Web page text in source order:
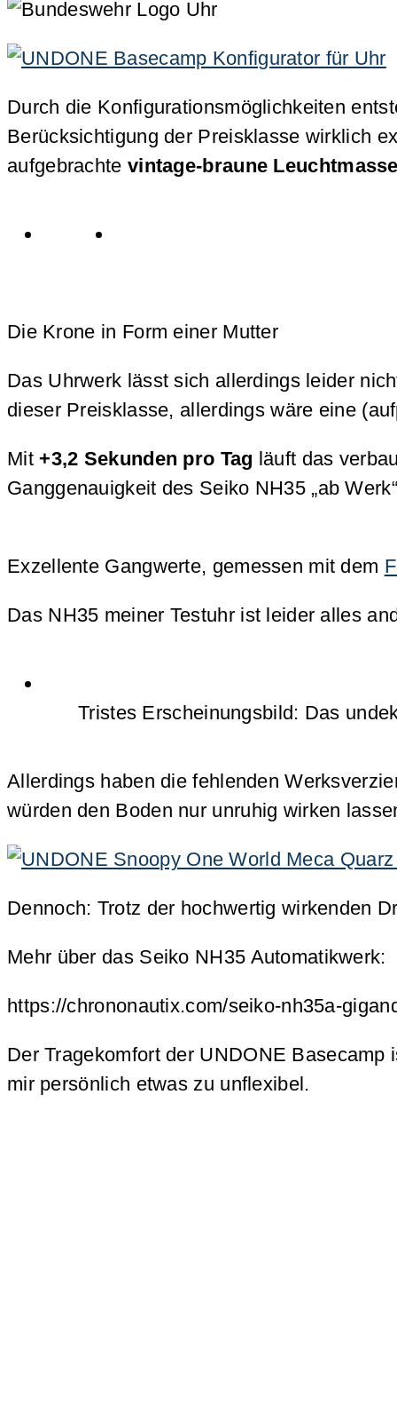
Durch die Konfigurationsmöglichkeiten
Berücksichtigung der Preisklasse wirklich
aufgebrachte vintage-braune
Die Krone in Form einer Mutter
Das Uhrwerk lässt sich allerdings leider
dieser Preisklasse, allerdings wäre eine
Mit +3,2 Sekunden pro Tag läuft das
Ganggenauigkeit des Seiko NH35 „ab
Exzellente Gangwerte, gemessen mit dem
Das NH35 meiner Testuhr ist leider alles
Tristes Erscheinungsbild: Das
Allerdings haben die fehlenden
würden den Boden nur unruhig wirken
Dennoch: Trotz der hochwertig wirkenden
Mehr über das Seiko NH35 Automatikwerk:
https://chrononautix.com/seiko-nh35a-
Der Tragekomfort der UNDONE
mir persönlich etwas zu unflexibel.